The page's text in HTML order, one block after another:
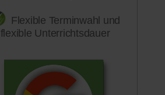
Flexible Terminwahl und
flexible Unterrichtsdauer